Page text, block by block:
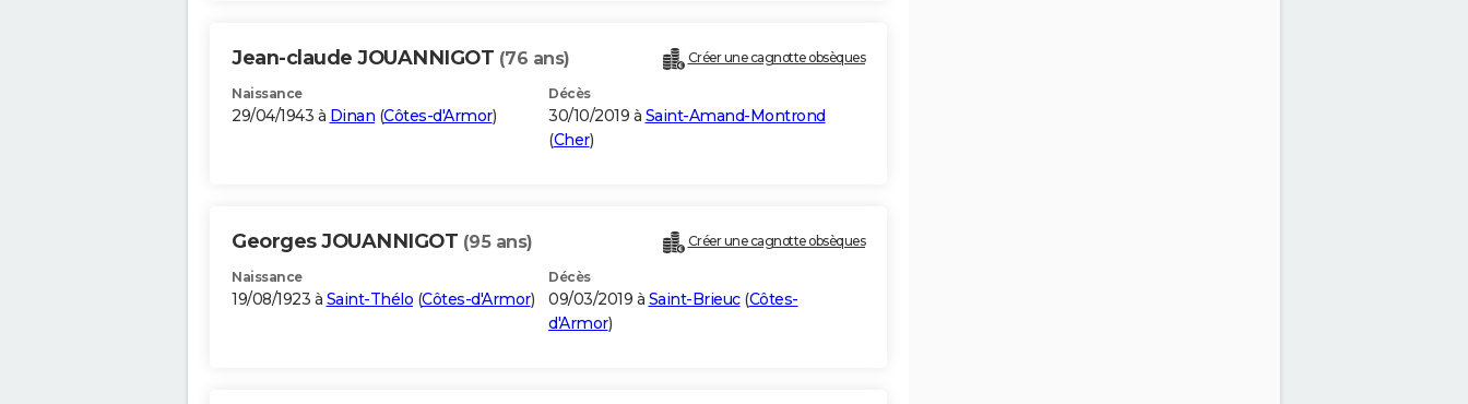
Jean-claude JOUANNIGOT (76 ans) Créer une cagnotte obsèques
Naissance
29/04/1943 à Dinan (Côtes-d'Armor)
Décès
30/10/2019 à Saint-Amand-Montrond
(Cher)
Georges JOUANNIGOT (95 ans) Créer une cagnotte obsèques
Naissance
19/08/1923 à Saint-Thélo (Côtes-d'Armor)
Décès
09/03/2019 à Saint-Brieuc(Côtes-
d'Armor)